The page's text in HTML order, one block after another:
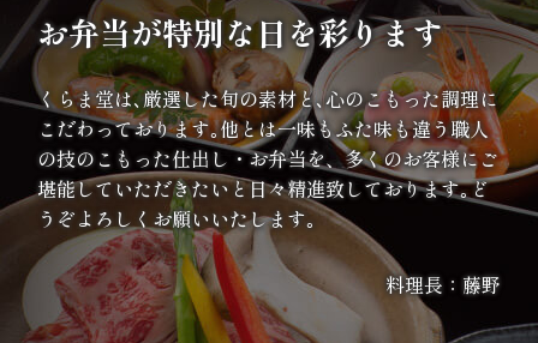
域
の
集
ま
り
価
格
お弁当が特別な日を彩ります
くらま堂は､厳選した旬の素材と､心のこもった調理に
こだわっております｡他とは一味もふた味も違う職人
の技のこもった仕出し・お弁当を、多くのお客様にご
堪能していただきたいと日々精進致しております｡ど
うぞよろしくお願いいたします｡
料理長：藤野